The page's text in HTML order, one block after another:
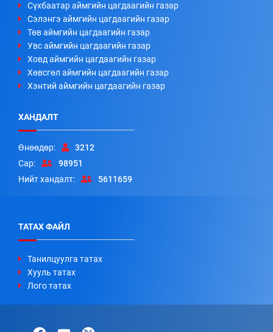
Сүхбаатар аймгийн цагдаагийн газар
Сэлэнгэ аймгийн цагдаагийн газар
Төв аймгийн цагдаагийн газар
Увс аймгийн цагдаагийн газар
Ховд аймгийн цагдаагийн газар
Хөвсгөл аймгийн цагдаагийн газар
Хэнтий аймгийн цагдаагийн газар
ХАНДАЛТ
Өнөөдөр:
3212
Сар:
98951
Нийт хандалт:
5611659
ТАТАХ ФАЙЛ
Танилцуулга татах
Хууль татах
Лого татах